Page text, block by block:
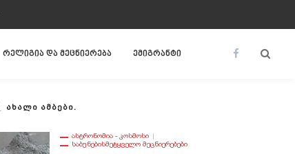
რელიგია და მეცნიერება ემიგრანტი
ᲐᲮᲐᲚᲘ ᲐᲛᲑᲔᲑᲘ.
ᲐᲡᲢᲠᲝᲜᲝᲛᲘᲐ - ᲙᲝᲡᲛᲝᲡᲘ
ᲡᲐᲑᲣᲜᲔᲑᲘᲡᲛᲔᲢᲧᲕᲔᲚᲝ ᲛᲔᲪᲜᲘᲔᲠᲔᲑᲔᲑᲘ